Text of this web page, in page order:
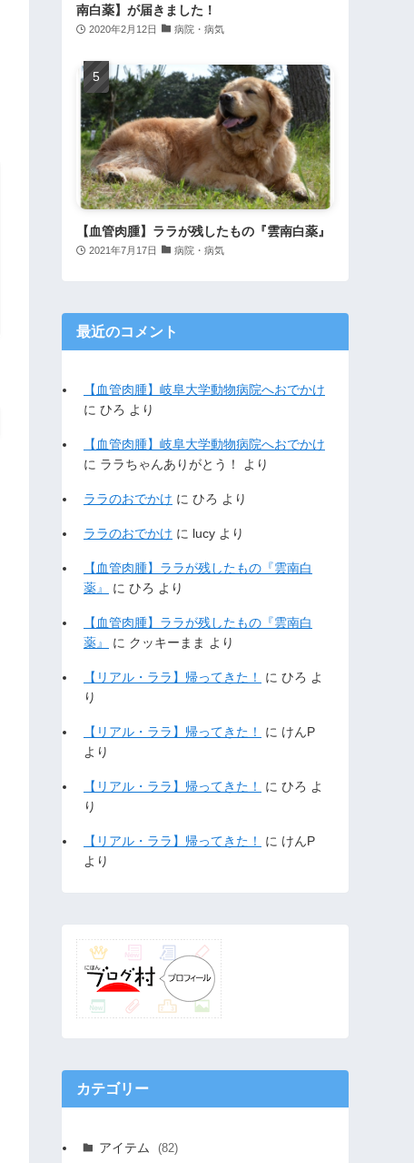
南白薬】が届きました！
2020年2月12日 病院・病気
【血管肉腫】ララが残したもの『雲南白薬』
2021年7月17日 病院・病気
最近のコメント
【血管肉腫】岐阜大学動物病院へおでかけ
に ひろ より
【血管肉腫】岐阜大学動物病院へおでかけ
に ララちゃんありがとう！ より
ララのおでかけ に ひろ より
ララのおでかけ に lucy より
【血管肉腫】ララが残したもの『雲南白
薬』
に ひろ より
【血管肉腫】ララが残したもの『雲南白
薬』
に クッキーまま より
【リアル・ララ】帰ってきた！ に ひろ よ
り
【リアル・ララ】帰ってきた！ に けんP
より
【リアル・ララ】帰ってきた！ に ひろ よ
り
【リアル・ララ】帰ってきた！ に けんP
より
カテゴリー
アイテム (82)